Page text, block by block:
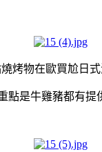
烤物在歐買尬日式
點是牛雞豬都有提